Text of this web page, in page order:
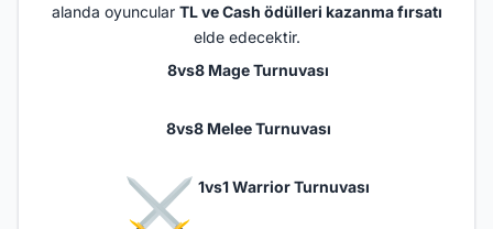
alanda oyuncular TL ve Cash ödülleri kazanma fırsatı
elde edecektir.
8vs8 Mage Turnuvası
️ 8vs8 Melee Turnuvası
1vs1 Warrior Turnuvası